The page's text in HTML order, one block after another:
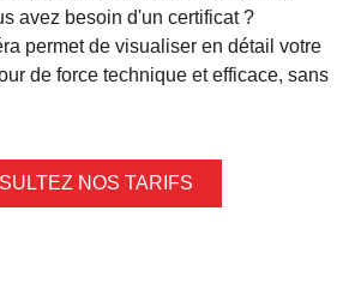
avez besoin d'un certificat ?
permet de visualiser en détail votre
de force technique et efficace, sans
NOS TARIFS